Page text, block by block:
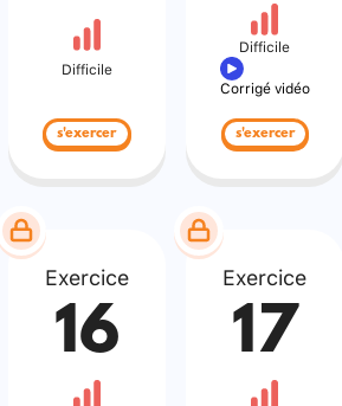
Difficile
s'exercer
Difficile
Corrigé vidéo
s'exercer
Exercice
16
Exercice
17